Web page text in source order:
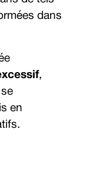
dans
,
en